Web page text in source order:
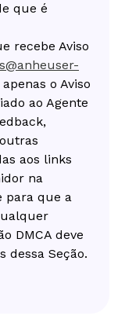
que é
recebe Aviso
o Aviso
ao Agente
aos links
na
para que a
DMCA deve
dessa Seção.